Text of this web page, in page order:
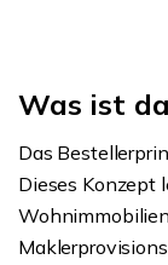
Was ist
Das
Dieses Konzept